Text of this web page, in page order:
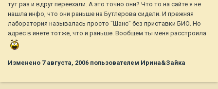
тут раз и вдруг переехали. А это точно они? Что то на сайте я не
нашла инфо, что они раньше на Бутлерова сидели. И прежняя
лаборатория называлась просто "Шанс" без приставки БИО. Но
адрес в инете тотже, что и раньше. Вообщем ты меня расстроила
Изменено 7 августа, 2006 пользователем Ирина&Зайка